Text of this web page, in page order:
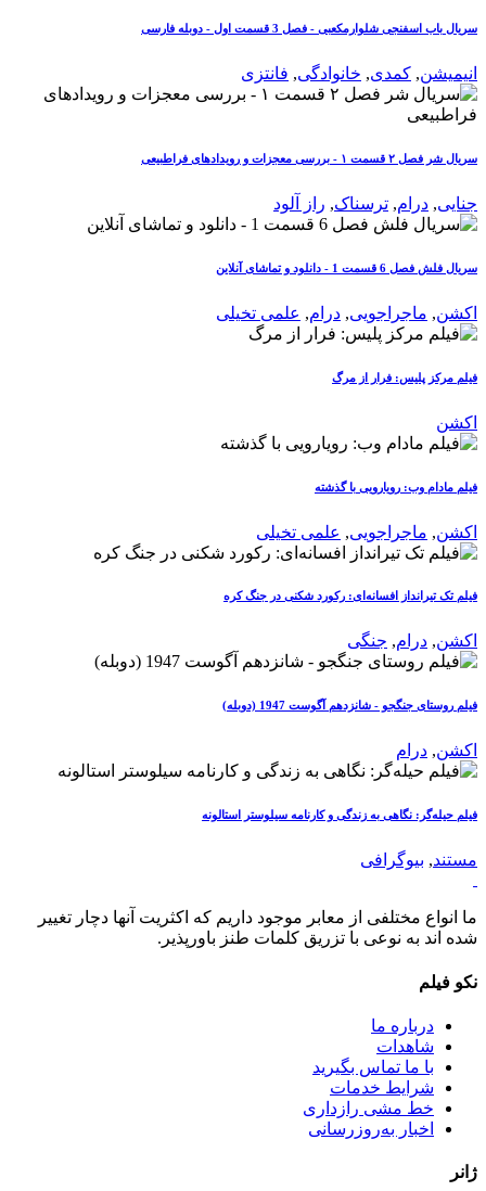
سریال باب اسفنجی شلوارمکعبی - فصل 3 قسمت اول - دوبله فارسی
انیمیشن, کمدی, خانوادگی, فانتزی
سریال شر فصل ۲ قسمت ۱ - بررسی معجزات و رویدادهای فراطبیعی
جنایی, درام, ترسناک, راز آلود
سریال فلش فصل 6 قسمت 1 - دانلود و تماشای آنلاین
اکشن, ماجراجویی, درام, علمی تخیلی
فیلم مرکز پلیس: فرار از مرگ
اکشن
فیلم مادام وب: رویارویی با گذشته
اکشن, ماجراجویی, علمی تخیلی
فیلم تک تیرانداز افسانه‌ای: رکورد شکنی در جنگ کره
اکشن, درام, جنگی
فیلم روستای جنگجو - شانزدهم آگوست 1947 (دوبله)
اکشن, درام
فیلم حیله‌گر: نگاهی به زندگی و کارنامه سیلوستر استالونه
مستند, بیوگرافی
ما انواع مختلفی از معابر موجود داریم که اکثریت آنها دچار تغییر
شده اند به نوعی با تزریق کلمات طنز باورپذیر.
نکو فیلم
درباره ما
شاهدات
با ما تماس بگیرید
شرایط خدمات
خط مشی رازداری
اخبار به‌روزرسانی
ژانر